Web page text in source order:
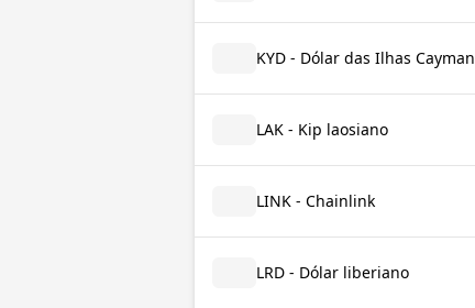
KYD - Dólar das Ilhas Cayman
LAK - Kip laosiano
LINK - Chainlink
LRD - Dólar liberiano